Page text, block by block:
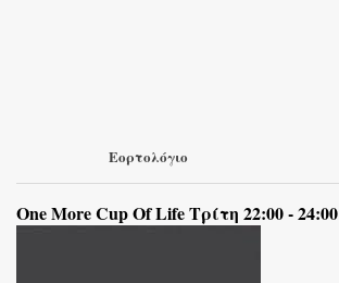
Εορτολόγιο
One More Cup Of Life Τρίτη 22:00 - 24:00